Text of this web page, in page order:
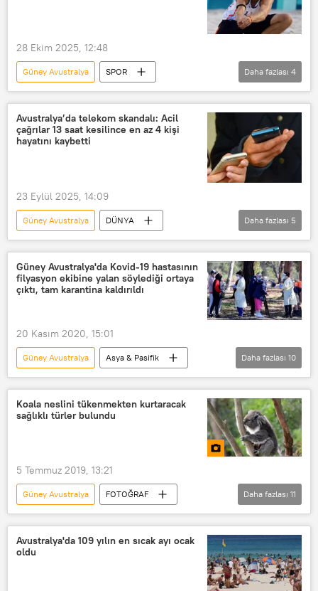
28 Ekim 2025, 12:48
Güney Avustralya
SPOR
Avustralya
Adelaide
Steven van de Velde
Vize
Plaj voleybolu
Daha fazlası 4
Avustralya’da telekom skandalı: Acil
çağrılar 13 saat kesilince en az 4 kişi
hayatını kaybetti
23 Eylül 2025, 14:09
Güney Avustralya
DÜNYA
Haberler
Avustralya
Yeni Güney Galler
GSM operatörleri
şebeke
Telekomünikasyon
Daha fazlası 5
Güney Avustralya'da Kovid-19 hastasının
filyasyon ekibine yalan söylediği ortaya
çıktı, tam karantina kaldırıldı
20 Kasım 2020, 15:01
Güney Avustralya
Asya & Pasifik
DÜNYA
Haberler
YAŞAM
Koronavirüs toplumsal hayatı nasıl değiştirdi?
Daha fazlası 10
Koala neslini tükenmekten kurtaracak
sağlıklı türler bulundu
5 Temmuz 2019, 13:21
Güney Avustralya
FOTOĞRAF
MULTİMEDYA
Asya & Pasifik
DÜNYA
Haberler
Koala
Avustralya
Daha fazlası 11
Avustralya'da 109 yılın en sıcak ayı ocak
oldu